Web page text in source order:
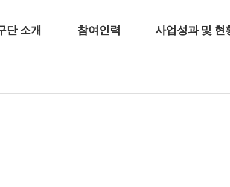
단 소개 참여인력 사업성과 및 현